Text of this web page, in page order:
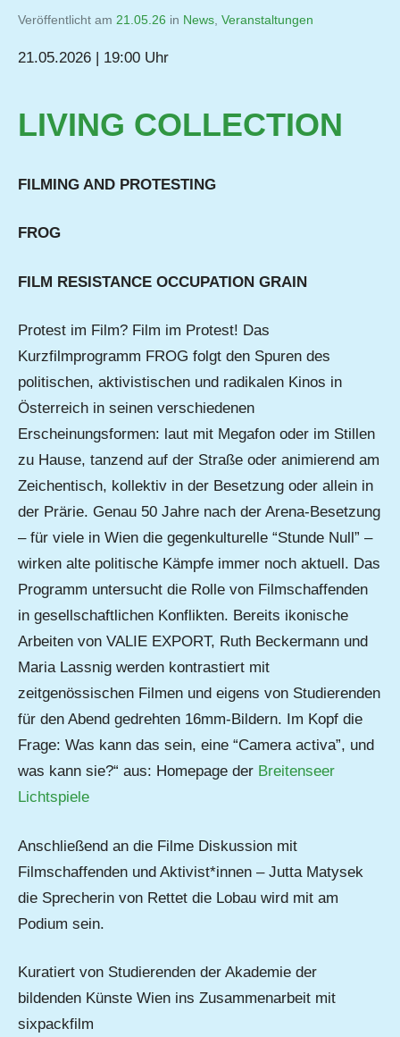
Veröffentlicht am 21.05.26 von
in News Veranstaltungen
21.05.2026 | 19:00 Uhr
LIVING COLLECTION
FILMING AND PROTESTING
FROG
FILM RESISTANCE OCCUPATION GRAIN
Protest im Film? Film im Protest! Das
Kurzfilmprogramm FROG folgt den Spuren des
politischen, aktivistischen und radikalen Kinos in
Österreich in seinen verschiedenen
Erscheinungsformen: laut mit Megafon oder im Stillen
zu Hause, tanzend auf der Straße oder animierend am
Zeichentisch, kollektiv in der Besetzung oder allein in
der Prärie. Genau 50 Jahre nach der Arena-Besetzung
– für viele in Wien die gegenkulturelle “Stunde Null” –
wirken alte politische Kämpfe immer noch aktuell. Das
Programm untersucht die Rolle von Filmschaffenden
in gesellschaftlichen Konflikten. Bereits ikonische
Arbeiten von VALIE EXPORT, Ruth Beckermann und
Maria Lassnig werden kontrastiert mit
zeitgenössischen Filmen und eigens von Studierenden
für den Abend gedrehten 16mm-Bildern. Im Kopf die
Frage: Was kann das sein, eine “Camera activa”, und
was kann sie?“ aus: Homepage der Breitenseer
Lichtspiele
Anschließend an die Filme Diskussion mit
Filmschaffenden und Aktivist*innen – Jutta Matysek
die Sprecherin von Rettet die Lobau wird mit am
Podium sein.
Kuratiert von Studierenden der Akademie der
bildenden Künste Wien ins Zusammenarbeit mit
sixpackfilm